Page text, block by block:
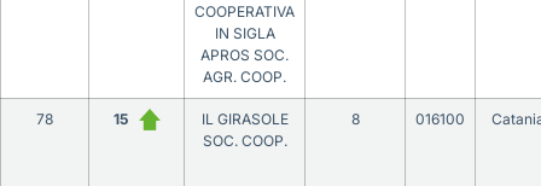
COOPERATIVA
IN SIGLA
APROS SOC.
AGR. COOP.
78 15
IL GIRASOLE
SOC. COOP.
8 016100